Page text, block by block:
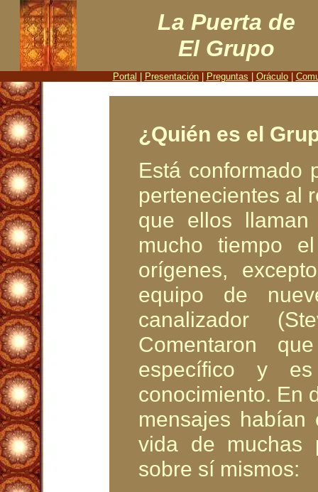
La Puerta de
El Grupo
Portal Presentación| Preguntas Oráculo|
¿Quién es el
Está conformado
pertenecientes al
que ellos
mucho tiempo
orígenes,
equipo de
canalizador
Comentaron
específico y
conocimiento. En
mensajes
vida de muchas
sobre sí mismos: